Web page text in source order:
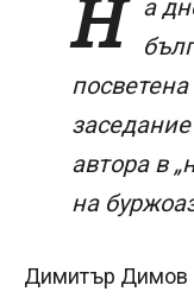
Н а
автора в
на
Димитър Димов